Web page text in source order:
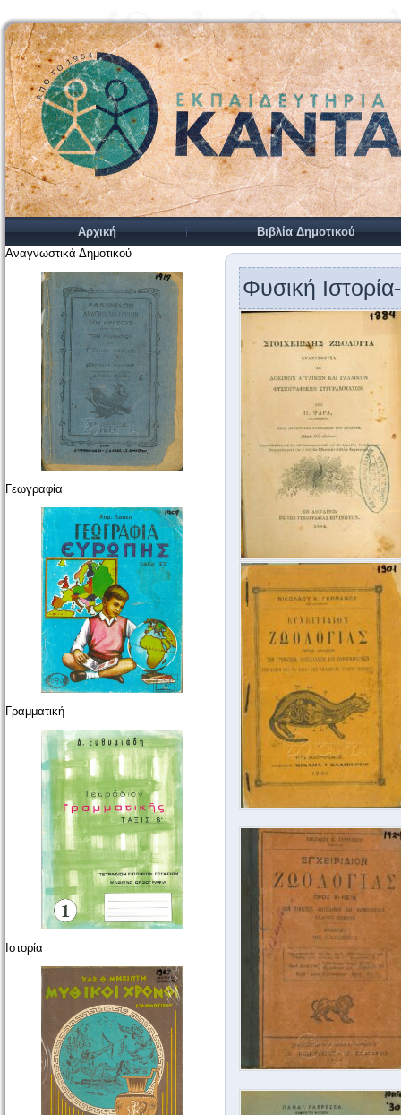
Αρχική
Βιβλία Δημοτικού
Αναγνωστικά Δημοτικού
Γεωγραφία
Γραμματική
Ιστορία
Φυσική